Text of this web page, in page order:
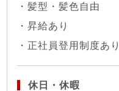
・髪型・髪色自由
・昇給あり
・正社員登用制度あり
休日・休暇